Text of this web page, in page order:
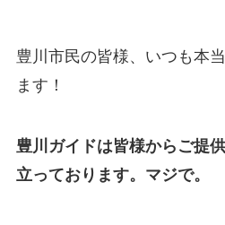
豊川市民の皆様、いつも本
ます！
豊川ガイドは皆様からご提
立っております。マジで。